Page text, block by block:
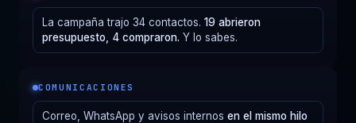
La campaña trajo 34 contactos. 19 abrieron
presupuesto, 4 compraron. Y lo sabes.
COMUNICACIONES
Correo, WhatsApp y avisos internos en el mismo hilo